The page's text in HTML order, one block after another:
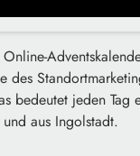
bedeutet jeden Tag
aus Ingolstadt.